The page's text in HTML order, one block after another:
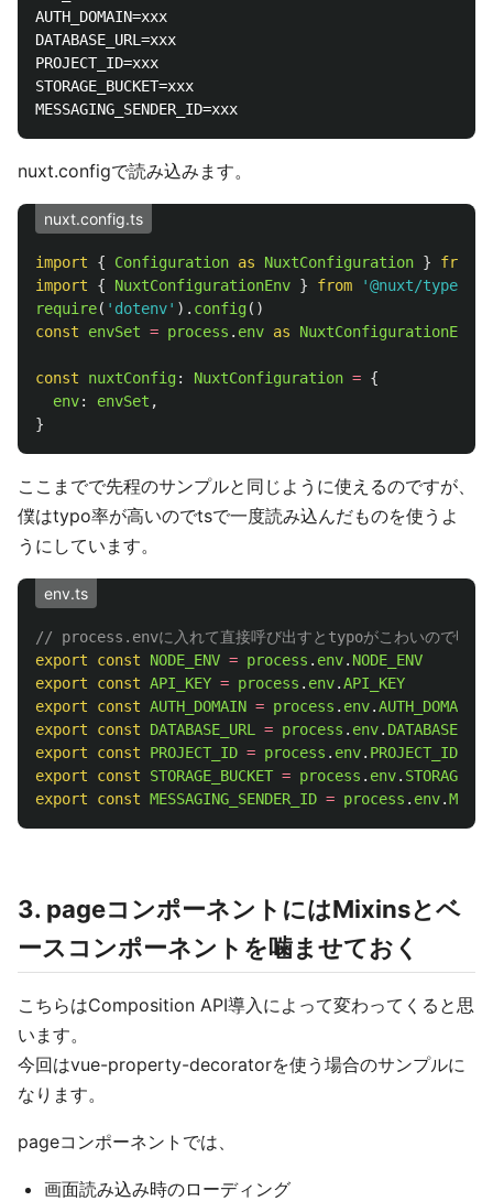
AUTH_DOMAIN=xxx
DATABASE_URL=xxx
PROJECT_ID=xxx
STORAGE_BUCKET=xxx
nuxt.configで読み込みます。
nuxt.config.ts
import { Configuration as NuxtConfiguration } from
import
{ NuxtConfigurationEnv } from '@nuxt/types/
require( ' dotenv' ). config()
const
envSet = process . env as NuxtConfigurationEnv
const nuxtConfig: NuxtConfiguration = {
env: envSet ,
}
ここまでで先程のサンプルと同じように使えるのですが、
僕はtypo率が高いのでtsで一度読み込んだものを使うよ
うにしています。
env.ts
// process.envに入れて直接呼び出すとtypoがこわいので明示
export
const NODE_ENV = process . env. NODE_ENV
export
const API_KEY = process . env.API_KEY
export
const AUTH_DOMAIN = process . env.AUTH_DOMAIN
export
const DATABASE_URL = process . env. DATABASE_URL
export
const PROJECT_ID = process . env. PROJECT_ID
export
const STORAGE_BUCKET = process . env.
export
const MESSAGING_SENDER_ID = process . env.
3. pageコンポーネントにはMixinsとベ
ースコンポーネントを噛ませておく
こちらはComposition API導入によって変わってくると思
います。
今回はvue-property-decoratorを使う場合のサンプルに
なります。
pageコンポーネントでは、
画面読み込み時のローディング